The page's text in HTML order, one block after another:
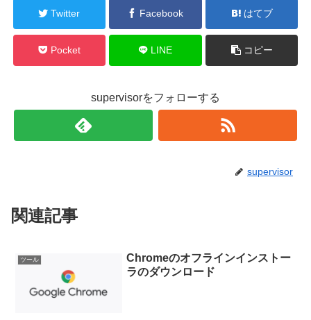
Twitter Facebook はてブ
Pocket LINE コピー
supervisorをフォローする
supervisor
関連記事
ツール
Chromeのオフラインインストー
ラのダウンロード